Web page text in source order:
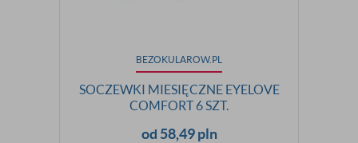
BEZOKULAROW.PL
SOCZEWKI MIESIĘCZNE EYELOVE
COMFORT 6 SZT.
od 58,49 pln